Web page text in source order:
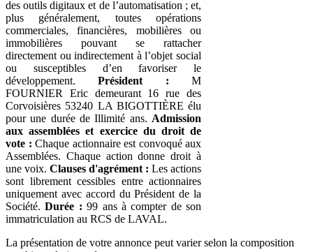
des outils digitaux et de l’automatisation ; et,
plus généralement, toutes opérations
commerciales, financières, mobilières ou
immobilières pouvant se rattacher
directement ou indirectement à l’objet social
ou susceptibles d’en favoriser le
développement.Président : M
FOURNIER Eric demeurant 16 rue des
Corvoisières 53240 LA BIGOTTIÈRE élu
pour une durée de Illimité ans. Admission
aux assemblées et exercice du droit de
vote : Chaque actionnaire est convoqué aux
Assemblées. Chaque action donne droit à
une voix. Clauses d'agrément : Les actions
sont librement cessibles entre actionnaires
uniquement avec accord du Président de la
Société.Durée : 99 ans à compter de son
immatriculation au RCS de LAVAL.
La présentation de votre annonce peut varier selon la composition